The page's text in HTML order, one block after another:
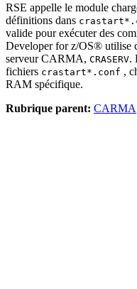
RSE appelle le module
définitions dans
valide pour exécuter des
Developer for z/OS® utilise
serveur CARMA, CRASERV.
fichiers crastart*.conf ,
RAM spécifique.
Rubrique parent: CARMA